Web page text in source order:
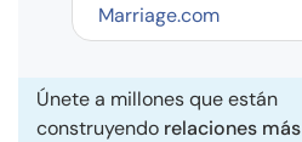
Marriage.com
Únete a millones que están
construyendo relaciones más